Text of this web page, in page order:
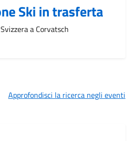
Ski in trasferta
a Corvatsch
Approfondisci la ricerca negli eventi